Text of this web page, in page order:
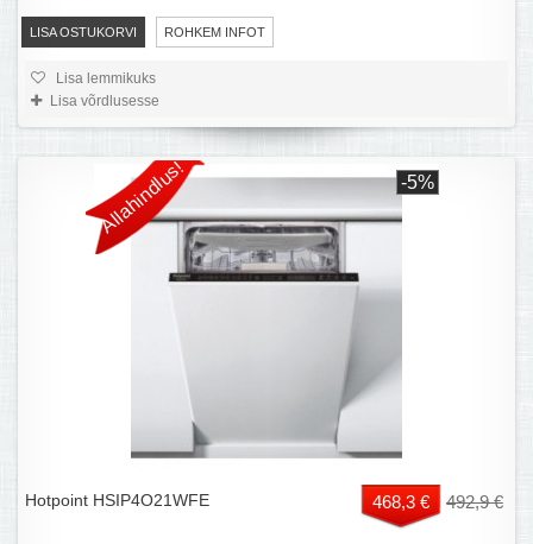
LISA OSTUKORVI ROHKEM INFOT
Lisa lemmikuks
Lisa võrdlusesse
Allahindlus! -5%
Hotpoint HSIP4O21WFE 468,3 € 492,9 €